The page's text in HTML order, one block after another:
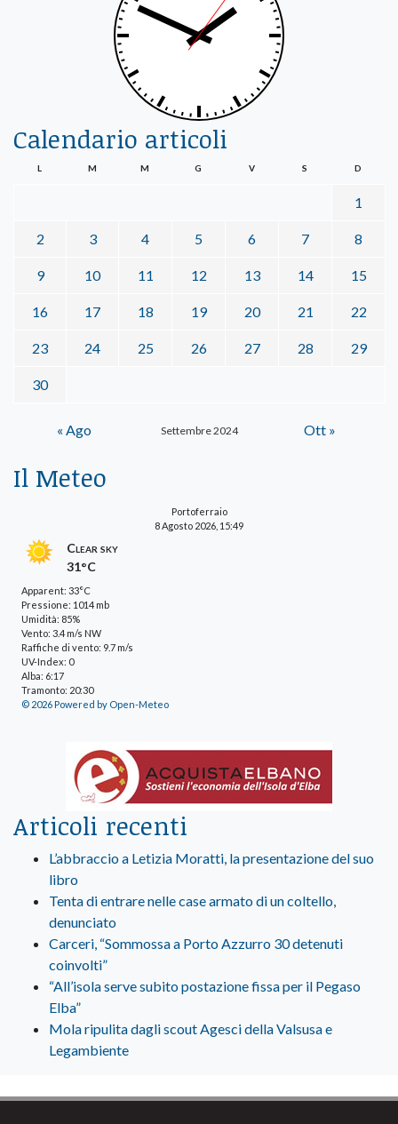
Calendario articoli
Settembre 2024
L M M G V S D
1
2 3 4 5 6 7 8
9 10 11 12 13 14 15
16 17 18 19 20 21 22
23 24 25 26 27 28 29
30
« Ago Ott »
Il Meteo
Portoferraio
8 Agosto 2026, 15:49
Clear sky
31°C
Apparent: 33°C
Pressione: 1014 mb
Umidità: 85%
Vento: 3.4 m/s NW
Raffiche di vento: 9.7 m/s
UV-Index: 0
Alba: 6:17
Tramonto: 20:30
© 2026 Powered by Open-Meteo
Articoli recenti
L’abbraccio a Letizia Moratti, la presentazione del suo
libro
Tenta di entrare nelle case armato di un coltello,
denunciato
Carceri, “Sommossa a Porto Azzurro 30 detenuti
coinvolti”
“All’isola serve subito postazione fissa per il Pegaso
Elba”
Mola ripulita dagli scout Agesci della Valsusa e
Legambiente